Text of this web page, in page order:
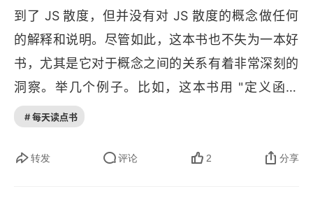
参考资料
3.1 局部最小值与鞍点
3.1.1 临界点及其种类
3.1.2 判断临界值种类的方法
到了 JS 散度，但并没有对 JS 散度的概念做任何
的解释和说明。尽管如此，这本书也不失为一本好
书，尤其是它对于概念之间的关系有着非常深刻的
洞察。举几个例子。比如，这本书用 "定义函数
—— 定义损失 —— 优化" 这套框架来解释机器学
再比如，这本书指出了卷积神经网络就是自注意力
# 每天读点书
转发 评论 2 分享